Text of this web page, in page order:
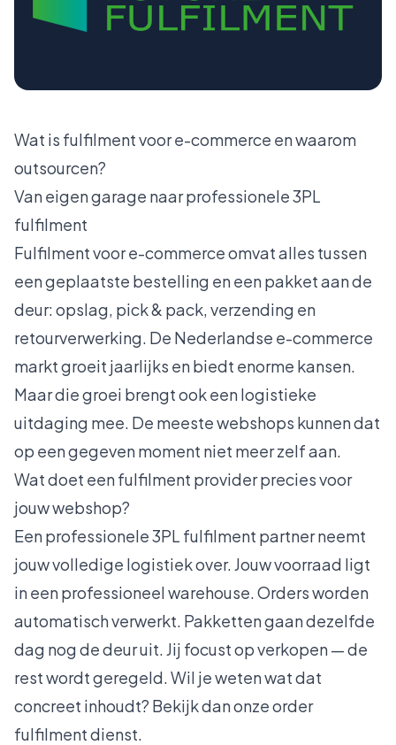
Wat is fulfilment voor e-commerce en waarom
outsourcen?
Van eigen garage naar professionele 3PL
fulfilment
Fulfilment voor e-commerce omvat alles tussen
een geplaatste bestelling en een pakket aan de
deur: opslag, pick & pack, verzending en
retourverwerking. De Nederlandse e-commerce
markt groeit jaarlijks en biedt enorme kansen.
Maar die groei brengt ook een logistieke
uitdaging mee. De meeste webshops kunnen dat
op een gegeven moment niet meer zelf aan.
Wat doet een fulfilment provider precies voor
jouw webshop?
Een professionele 3PL fulfilment partner neemt
jouw volledige logistiek over. Jouw voorraad ligt
in een professioneel warehouse. Orders worden
automatisch verwerkt. Pakketten gaan dezelfde
dag nog de deur uit. Jij focust op verkopen — de
rest wordt geregeld. Wil je weten wat dat
concreet inhoudt? Bekijk danonze order
fulfilment dienst.